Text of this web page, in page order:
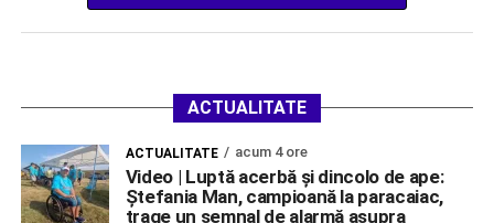
ACTUALITATE
ACTUALITATE acum 4 ore
Video | Luptă acerbă și dincolo de ape:
Ștefania Man, campioană la paracaiac,
trage un semnal de alarmă asupra